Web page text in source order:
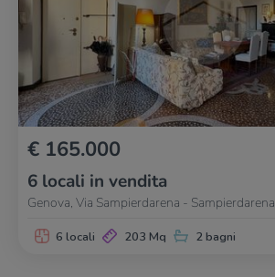
€ 165.000
6 locali in vendita
Genova, Via Sampierdarena - Sampierdarena
6 locali 203 Mq 2 bagni